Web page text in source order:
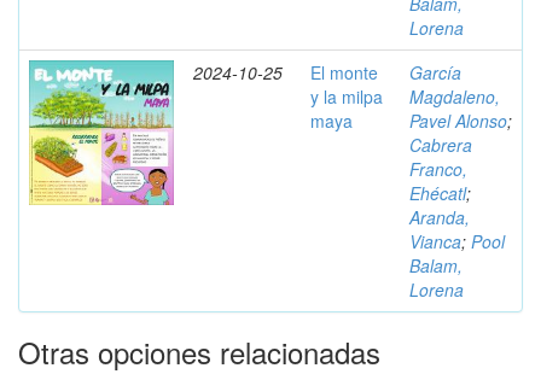
Lorena
2024-10-25
El monte
y la milpa
maya
García
Magdaleno,
Pavel Alonso;
Cabrera
Franco,
Ehécatl;
Aranda,
Vianca; Pool
Balam,
Lorena
Otras opciones relacionadas